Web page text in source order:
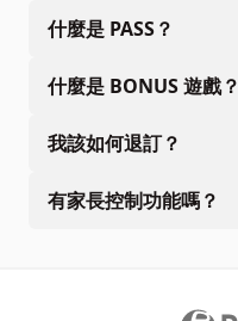
什麼是 PASS？
什麼是 BONUS 遊戲？
我該如何退訂？
有家長控制功能嗎？